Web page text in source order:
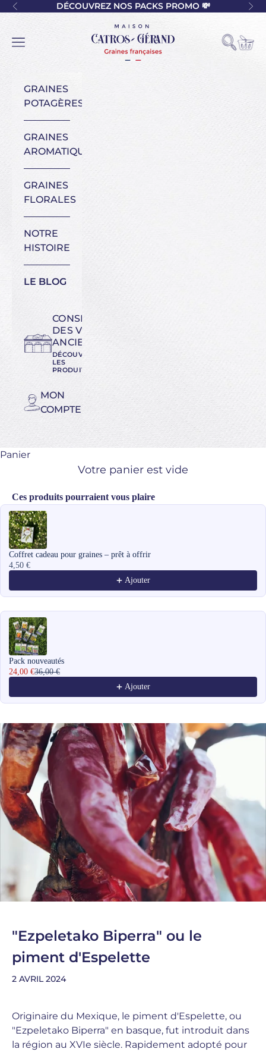
Passer au contenu
PrécédentDÉCOUVREZ NOS PACKS PROMO 💸
Maison Catros-Gérand
Ouvrir la navigation
Ouvrir la
Voir
GRAINES
POTAGÈRES
GRAINES
AROMATIQUES
GRAINES
FLORALES
NOTRE
HISTOIRE
LE BLOG
CONSERVATOIRE
DES VARIÉTÉS
ANCIENNES
DÉCOUVREZ
LES
PRODUITS
MON
COMPTE
Panier
Votre panier est vide
Ces produits pourraient vous plaire
Use the Previous and Next buttons to navigate through product
Coffret cadeau pour graines – prêt à offrir
4,50 €
Ajouter
Pack nouveautés
24,00 €36,00 €
Ajouter
"Ezpeletako Biperra" ou le
piment d'Espelette
2 AVRIL 2024
Originaire du Mexique, le piment d'Espelette, ou
"Ezpeletako Biperra" en basque, fut introduit dans
la région au XVIe siècle. Rapidement adopté pour